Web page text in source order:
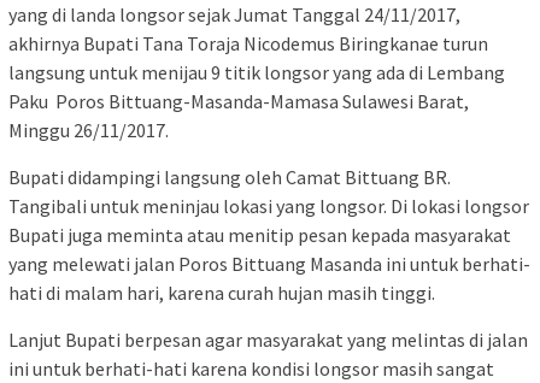
yang di landa longsor sejak Jumat Tanggal 24/11/2017,
akhirnya Bupati Tana Toraja Nicodemus Biringkanae turun
langsung untuk menijau 9 titik longsor yang ada di Lembang
Paku Poros Bittuang-Masanda-Mamasa Sulawesi Barat,
Minggu 26/11/2017.
Bupati didampingi langsung oleh Camat Bittuang BR.
Tangibali untuk meninjau lokasi yang longsor. Di lokasi longsor
Bupati juga meminta atau menitip pesan kepada masyarakat
yang melewati jalan Poros Bittuang Masanda ini untuk berhati-
hati di malam hari, karena curah hujan masih tinggi.
Lanjut Bupati berpesan agar masyarakat yang melintas di jalan
ini untuk berhati-hati karena kondisi longsor masih sangat